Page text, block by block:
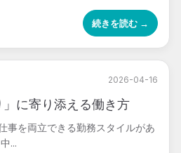
続きを読む →
2026-04-16
に寄り添える働き方
事を両立できる勤務スタイルがあ
...